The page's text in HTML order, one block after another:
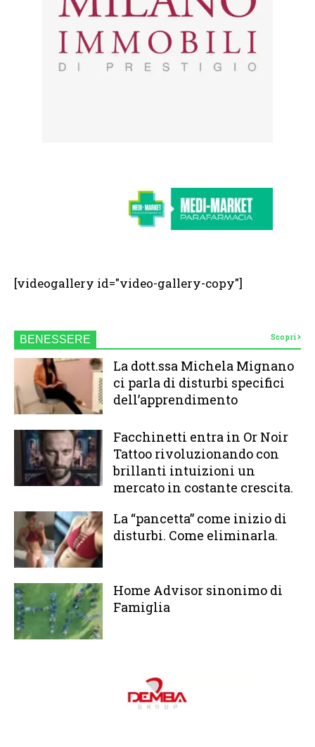
[videogallery id="video-gallery-copy"]
BENESSERE Scopri
La dott.ssa Michela Mignano
ci parla di disturbi specifici
dell’apprendimento
Facchinetti entra in Or Noir
Tattoo rivoluzionando con
brillanti intuizioni un
mercato in costante crescita.
La “pancetta” come inizio di
disturbi. Come eliminarla.
Home Advisor sinonimo di
Famiglia